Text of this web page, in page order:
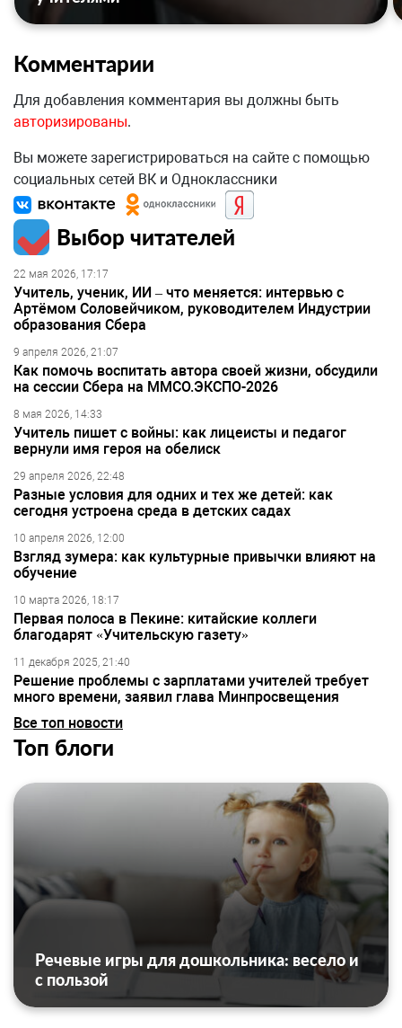
Комментарии
Для добавления комментария вы должны быть
авторизированы.
Вы можете зарегистрироваться на сайте с помощью
социальных сетей ВК и Одноклассники
Выбор читателей
22 мая 2026, 17:17
Учитель, ученик, ИИ – что меняется: интервью с
Артёмом Соловейчиком, руководителем Индустрии
образования Сбера
9 апреля 2026, 21:07
Как помочь воспитать автора своей жизни, обсудили
на сессии Сбера на ММСО.ЭКСПО-2026
8 мая 2026, 14:33
Учитель пишет с войны: как лицеисты и педагог
вернули имя героя на обелиск
29 апреля 2026, 22:48
Разные условия для одних и тех же детей: как
сегодня устроена среда в детских садах
10 апреля 2026, 12:00
Взгляд зумера: как культурные привычки влияют на
обучение
10 марта 2026, 18:17
Первая полоса в Пекине: китайские коллеги
благодарят «Учительскую газету»
11 декабря 2025, 21:40
Решение проблемы с зарплатами учителей требует
много времени, заявил глава Минпросвещения
Все топ новости
Топ блоги
Речевые игры для дошкольника: весело и
с пользой